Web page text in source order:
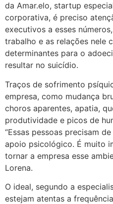
da Amar.elo, startup
corporativa, é preciso
executivos a esses
trabalho e as relações nele
determinantes para o
resultar no suicídio.
Traços de sofrimento
empresa, como mudança
choros aparentes, apatia,
produtividade e picos de
“Essas pessoas precisam
apoio psicológico. É muito
tornar a empresa esse
Lorena.
O ideal, segundo a
estejam atentas a